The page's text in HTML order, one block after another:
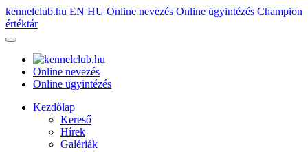
kennelclub.hu EN HU Online nevezés Online ügyintézés Champion
értéktár
Online nevezés
Online ügyintézés
Kezdőlap
Kereső
Hírek
Galériák